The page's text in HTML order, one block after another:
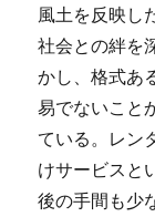
風土を反映し
社会との絆を
かし、格式あ
易でないこと
ている。レン
けサービスと
後の手間も少